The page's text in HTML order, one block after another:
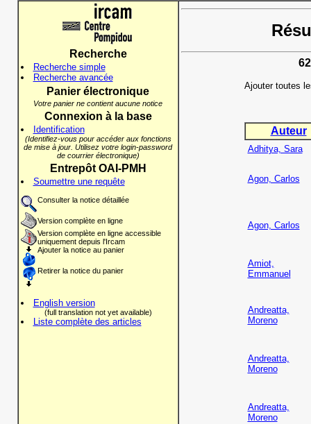
Recherche
Recherche simple
Recherche avancée
Panier électronique
Votre panier ne contient aucune notice
Connexion à la base
Identification
(Identifiez-vous pour accéder aux fonctions
de mise à jour. Utilisez votre login-password
de courrier électronique)
Entrepôt OAI-PMH
Soumettre une requête
Consulter la notice détaillée
Version complète en ligne
Version complète en ligne accessible
uniquement depuis l'Ircam
Ajouter la notice au panier
Retirer la notice du panier
English version
(full translation not yet available)
Liste complète des articles
Ajouter toutes
Auteur
Adhitya, Sara
Agon, Carlos
Agon, Carlos
Amiot,
Emmanuel
Andreatta,
Moreno
Andreatta,
Moreno
Andreatta,
Moreno